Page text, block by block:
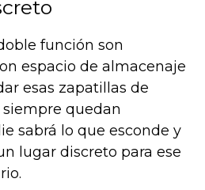
función son
espacio de almacenaje
esas zapatillas de
quedan
sabrá lo que esconde y
lugar discreto para ese